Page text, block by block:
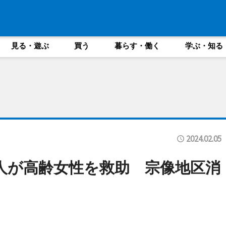
見る・遊ぶ 買う 暮らす・働く 学ぶ・知る
2024.02.05
が高齢女性を救助 宗像地区消